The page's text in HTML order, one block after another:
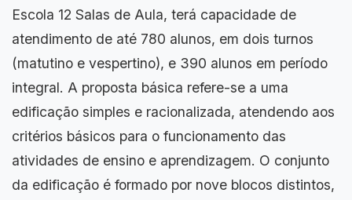
Escola 12 Salas de Aula, terá capacidade de
atendimento de até 780 alunos, em dois turnos
(matutino e vespertino), e 390 alunos em período
integral. A proposta básica refere-se a uma
edificação simples e racionalizada, atendendo aos
critérios básicos para o funcionamento das
atividades de ensino e aprendizagem. O conjunto
da edificação é formado por nove blocos distintos,